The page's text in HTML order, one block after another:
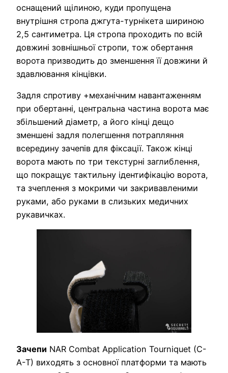
оснащений щілиною, куди пропущена
внутрішня стропа джгута-турнікета шириною
2,5 сантиметра. Ця стропа проходить по всій
довжині зовнішньої стропи, тож обертання
ворота призводить до зменшення її довжини й
здавлювання кінцівки.
Задля спротиву +механічним навантаженням
при обертанні, центральна частина ворота має
збільшений діаметр, а його кінці дещо
зменшені задля полегшення потрапляння
всередину зачепів для фіксації. Також кінці
ворота мають по три текстурні заглиблення,
що покращує тактильну ідентифікацію ворота,
та зчеплення з мокрими чи закривавленими
руками, або руками в слизьких медичних
рукавичках.
Зачепи NAR Combat Application Tourniquet (C-
A-T) виходять з основної платформи та мають